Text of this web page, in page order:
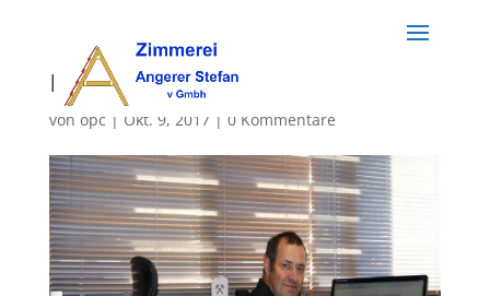
ndsc03401
von opc | Okt. 9, 2017 | 0 Kommentare